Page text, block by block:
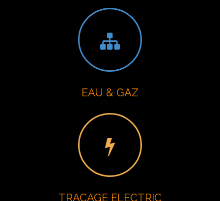
EAU & GAZ
TRACAGE ELECTRIC